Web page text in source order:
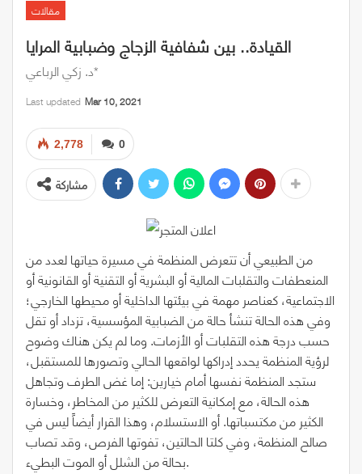
مقالات
القيادة.. بين شفافية الزجاج وضبابية المرايا
د. زكي الرباعي*
Last updated Mar 10, 2021
0
2,778
مشاركة
من الطبيعي أن تتعرض المنظمة في مسيرة حياتها لعدد من
المنعطفات والتقلبات المالية أو البشرية أو التقنية أو القانونية أو
الاجتماعية، كعناصر مهمة في بيئتها الداخلية أو محيطها الخارجي؛
وفي هذه الحالة تنشأ حالة من الضبابية المؤسسية، تزداد أو تقل
حسب درجة هذه التقلبات أو الأزمات. وما لم يكن هناك وضوح
لرؤية المنظمة يحدد إدراكها لواقعها الحالي وتصورها للمستقبل،
ستجد المنظمة نفسها أمام خيارين: إما غض الطرف وتجاهل
هذه الحالة، مع إمكانية التعرض للكثير من المخاطر، وخسارة
الكثير من مكتسباتها. أو الاستسلام، وهذا القرار أيضاً ليس في
صالح المنظمة، وفي كلتا الحالتين، تفوتها الفرص، وقد تصاب
بحالة من الشلل أو الموت البطيء.